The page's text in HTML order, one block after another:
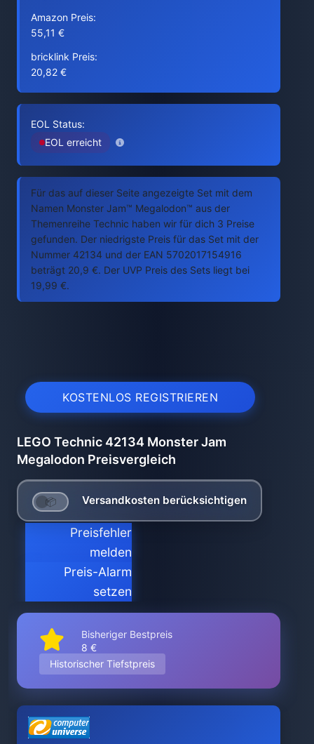
Amazon Preis:
55,11 €
bricklink Preis:
20,82 €
EOL Status:
EOL erreicht
Für das auf dieser Seite angezeigte Set mit dem
Namen Monster Jam™ Megalodon™ aus der
Themenreihe Technic haben wir für dich 3 Preise
gefunden. Der niedrigste Preis für das Set mit der
Nummer 42134 und der EAN 5702017154916
beträgt 20,9 €. Der UVP Preis des Sets liegt bei
19,99 €.
KOSTENLOS REGISTRIEREN
LEGO Technic 42134 Monster Jam
Megalodon Preisvergleich
Versandkosten berücksichtigen
Preisfehler
melden
Preis-Alarm
setzen
Bisheriger Bestpreis
8 €
Historischer Tiefstpreis